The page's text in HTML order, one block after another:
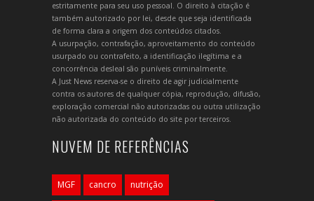
estritamente para seu uso pessoal. O direito à citação é
também autorizado por lei, desde que seja identificada
de forma clara a origem dos conteúdos citados.
A usurpação, contrafação, aproveitamento do conteúdo
usurpado ou contrafeito, a identificação ilegítima e a
concorrência desleal são puníveis criminalmente.
A Just News reserva-se o direito de agir judicialmente
contra os autores de qualquer cópia, reprodução, difusão,
exploração comercial não autorizadas ou outra utilização
não autorizada do conteúdo do site por terceiros.
NUVEM DE REFERÊNCIAS
MGF cancro nutrição